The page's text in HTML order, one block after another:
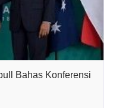
Bahas Konferensi